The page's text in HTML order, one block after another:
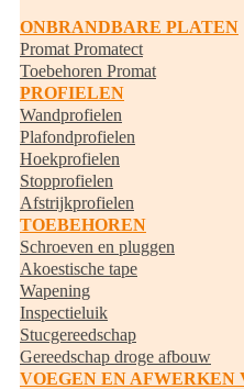
ONBRANDBARE PLATEN
Promat Promatect
Toebehoren Promat
PROFIELEN
Wandprofielen
Plafondprofielen
Hoekprofielen
Stopprofielen
Afstrijkprofielen
TOEBEHOREN
Schroeven en pluggen
Akoestische tape
Wapening
Inspectieluik
Stucgereedschap
Gereedschap droge afbouw
VOEGEN EN AFWERKEN